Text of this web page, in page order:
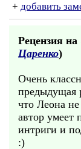
+ добавить
Рецензия на
Царенко)
Очень
предыдущая
что Леона
автор умеет
интриги и
:)